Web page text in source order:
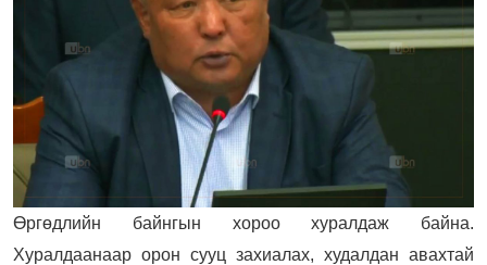
Өргөдлийн байнгын хороо хуралдаж байна.
Хуралдаанаар орон сууц захиалах, худалдан авахтай